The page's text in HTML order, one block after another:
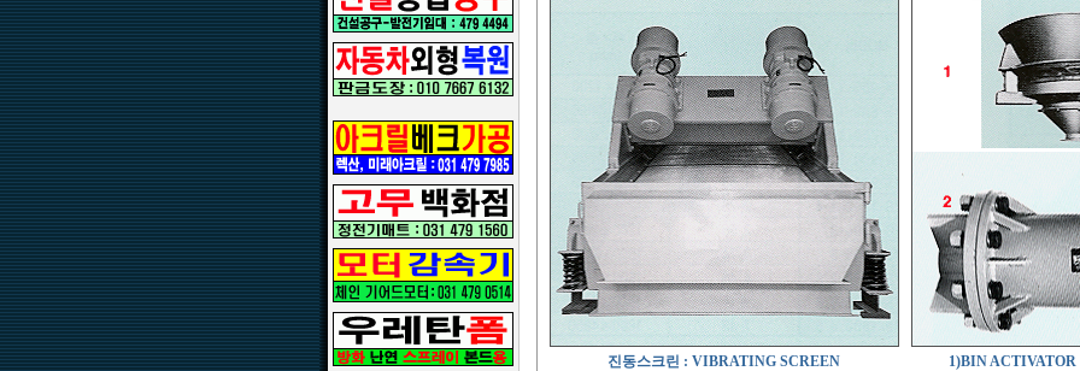
진동스크린 : VIBRATING SCREEN 1)BIN ACTIVATOR